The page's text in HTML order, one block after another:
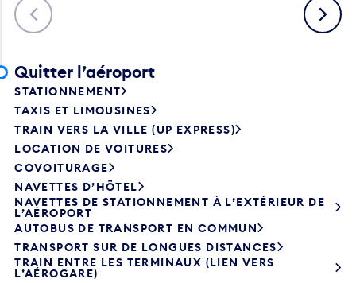
Précédent Suivant
Quitter l’aéroport
STATIONNEMENT
TAXIS ET LIMOUSINES
TRAIN VERS LA VILLE (UP EXPRESS)
LOCATION DE VOITURES
COVOITURAGE
NAVETTES D’HÔTEL
NAVETTES DE STATIONNEMENT À L’EXTÉRIEUR DE
L’AÉROPORT
AUTOBUS DE TRANSPORT EN COMMUN
TRANSPORT SUR DE LONGUES DISTANCES
TRAIN ENTRE LES TERMINAUX (LIEN VERS
L’AÉROGARE)